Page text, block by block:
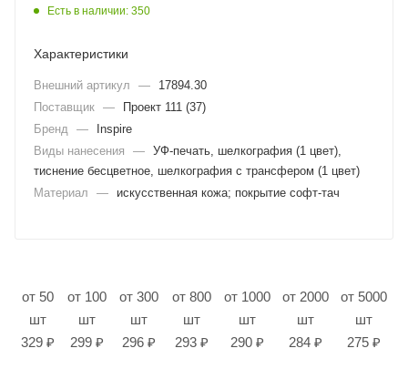
Есть в наличии: 350
Характеристики
Внешний артикул —
17894.30
Поставщик —
Проект 111 (37)
Бренд
—
Inspire
Виды нанесения
— УФ-печать, шелкография (1 цвет),
тиснение бесцветное, шелкография с трансфером (1 цвет)
Материал
— искусственная кожа; покрытие софт-тач
от 50
шт
329 ₽
от 100
шт
299 ₽
от 300
шт
296 ₽
от 800
шт
293 ₽
от 1000
шт
290 ₽
от 2000
шт
284 ₽
от 5000
шт
275 ₽